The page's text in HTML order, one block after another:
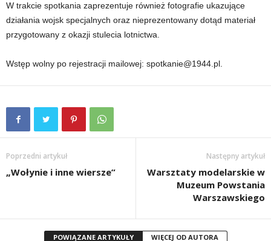
W trakcie spotkania zaprezentuje również fotografie ukazujące
działania wojsk specjalnych oraz nieprezentowany dotąd materiał
przygotowany z okazji stulecia lotnictwa.
Wstęp wolny po rejestracji mailowej: spotkanie@1944.pl.
Poprzedni artykuł
„Wołynie i inne wiersze”
Następny artykuł
Warsztaty modelarskie w
Muzeum Powstania
Warszawskiego
POWIĄZANE ARTYKUŁY WIĘCEJ OD AUTORA